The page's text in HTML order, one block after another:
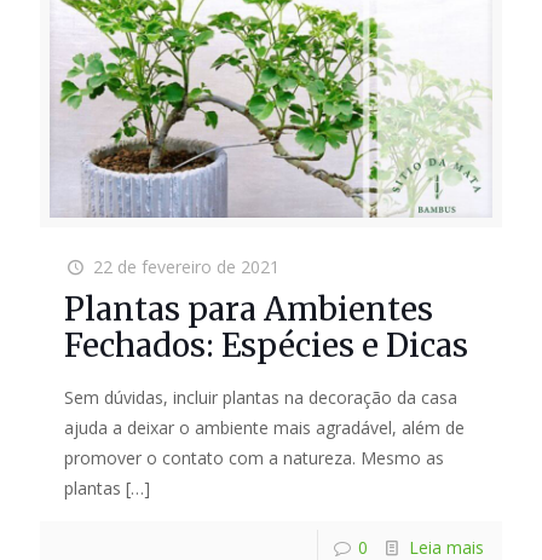
22 de fevereiro de 2021
Plantas para Ambientes
Fechados: Espécies e Dicas
Sem dúvidas, incluir plantas na decoração da casa
ajuda a deixar o ambiente mais agradável, além de
promover o contato com a natureza. Mesmo as
plantas […]
0 Leia mais